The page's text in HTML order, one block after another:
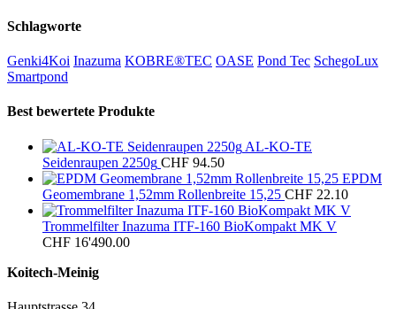
Schlagworte
Genki4Koi Inazuma KOBRE®TEC OASE Pond Tec SchegoLux
Smartpond
Best bewertete Produkte
AL-KO-TE
Seidenraupen 2250g CHF 94.50
EPDM
Geomembrane 1,52mm Rollenbreite 15,25 CHF 22.10
Trommelfilter Inazuma ITF-160 BioKompakt MK V
CHF 16'490.00
Koitech-Meinig